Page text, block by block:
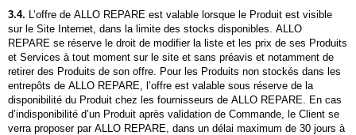
3.4. L’offre de ALLO REPARE est valable lorsque le Produit est visible
sur le Site Internet, dans la limite des stocks disponibles. ALLO
REPARE se réserve le droit de modifier la liste et les prix de ses Produits
et Services à tout moment sur le site et sans préavis et notamment de
retirer des Produits de son offre. Pour les Produits non stockés dans les
entrepôts de ALLO REPARE, l’offre est valable sous réserve de la
disponibilité du Produit chez les fournisseurs de ALLO REPARE. En cas
d’indisponibilité d’un Produit après validation de Commande, le Client se
verra proposer par ALLO REPARE, dans un délai maximum de 30 jours à